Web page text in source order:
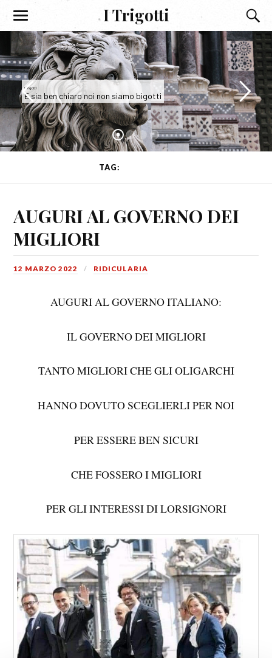
I Trigotti
I Trigotti
E sia ben chiaro noi non siamo bigotti
TAG:
AUGURI AL GOVERNO DEI
MIGLIORI
12 MARZO 2022 RIDICULARIA
AUGURI AL GOVERNO ITALIANO:
IL GOVERNO DEI MIGLIORI
TANTO MIGLIORI CHE GLI OLIGARCHI
HANNO DOVUTO SCEGLIERLI PER NOI
PER ESSERE BEN SICURI
CHE FOSSERO I MIGLIORI
PER GLI INTERESSI DI LORSIGNORI